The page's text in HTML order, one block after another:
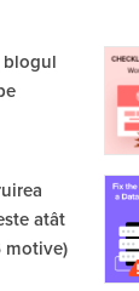
blogul
atât
motive)